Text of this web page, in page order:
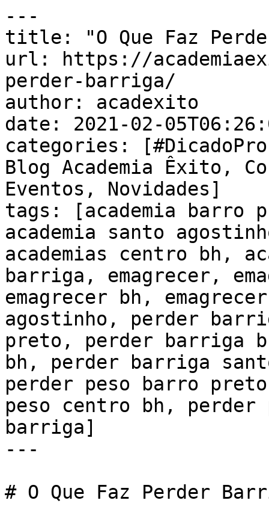
---
title: "O Que Faz
url: https://
perder-barriga/
author: acadexito
date: 2021-02-
categories:
Blog Academia Êxito,
Eventos, Novidades]
tags: [academia barro
academia santo
academias centro bh,
barriga, emagrecer,
emagrecer bh,
agostinho, perder
preto, perder barriga
bh, perder barriga
perder peso barro
peso centro bh, perder
barriga]
---
# O Que Faz Perder